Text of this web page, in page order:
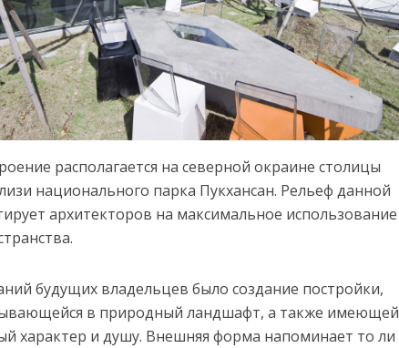
располагается на северной окраине столицы
национального парка Пукхансан. Рельеф данной
архитекторов на максимальное использование
будущих владельцев было создание постройки,
в природный ландшафт, а также имеющей
характер и душу. Внешняя форма напоминает то ли